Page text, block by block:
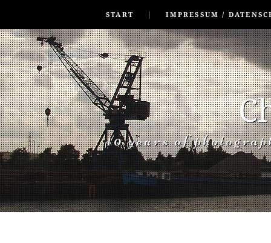
START
IMPRESSUM /
40 years of